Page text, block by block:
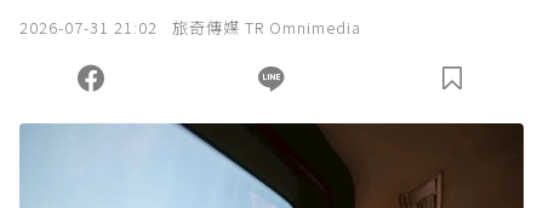
2026-07-31 21:02 旅奇傳媒 TR Omnimedia